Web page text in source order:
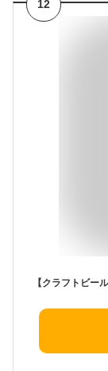
12